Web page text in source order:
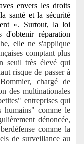
envers les droits
santé et la sécurité
». Surtout, la loi
réparation
, elle ne s'applique
comptant plus
seuil très élevé qui
risque de passer à
chargé de
des multinationales
entreprises qui
humains" comme le
dénoncée,
comme la
de surveillance au